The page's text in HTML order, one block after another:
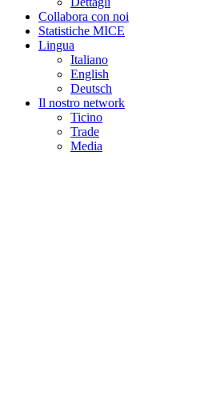
Collabora con noi
Statistiche MICE
Lingua
Italiano
English
Deutsch
Il nostro network
Ticino
Trade
Media